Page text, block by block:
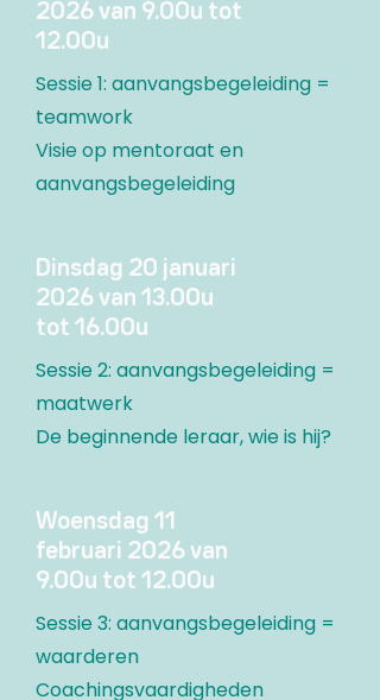
2026 van 9.00u tot
12.00u
Sessie 1: aanvangsbegeleiding =
teamwork
Visie op mentoraat en
aanvangsbegeleiding
Dinsdag 20 januari
2026 van 13.00u
tot 16.00u
Sessie 2: aanvangsbegeleiding =
maatwerk
De beginnende leraar, wie is hij?
Woensdag 11
februari 2026 van
9.00u tot 12.00u
Sessie 3: aanvangsbegeleiding =
waarderen
Coachingsvaardigheden